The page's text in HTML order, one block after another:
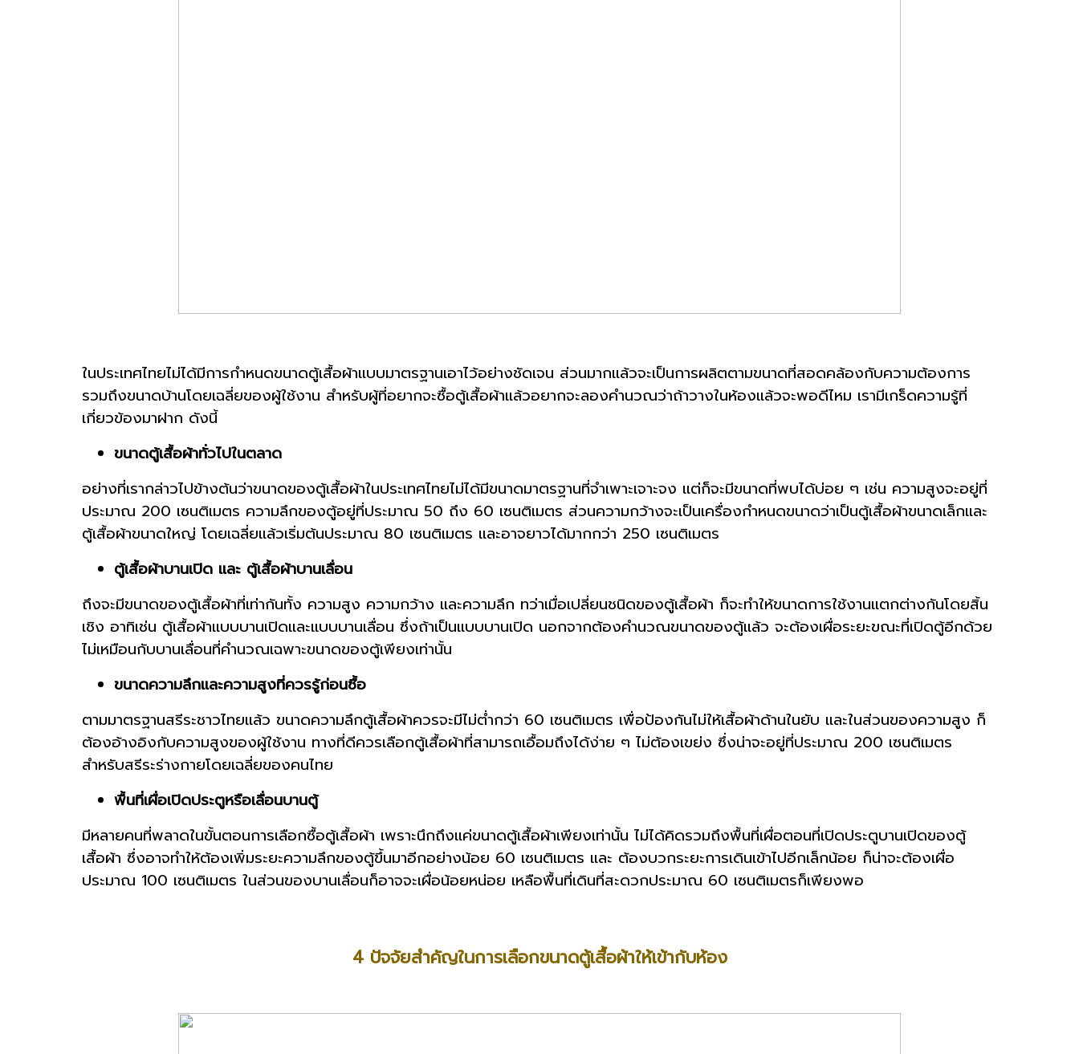
ในประเทศไทยไม่ได้มีการกำหนดขนาดตู้เสื้อผ้าแบบมาตรฐานเอาไว้อย่างชัดเจน ส่วนมากแล้วจะเป็นการผลิตตามขนาดที่สอดคล้องกับความต้องการ
รวมถึงขนาดบ้านโดยเฉลี่ยของผู้ใช้งาน สำหรับผู้ที่อยากจะซื้อตู้เสื้อผ้าแล้วอยากจะลองคำนวณว่าถ้าวางในห้องแล้วจะพอดีไหม เรามีเกร็ดความรู้ที่
เกี่ยวข้องมาฝาก ดังนี้
ขนาดตู้เสื้อผ้าทั่วไปในตลาด
อย่างที่เรากล่าวไปข้างต้นว่าขนาดของตู้เสื้อผ้าในประเทศไทยไม่ได้มีขนาดมาตรฐานที่จำเพาะเจาะจง แต่ก็จะมีขนาดที่พบได้บ่อย ๆ เช่น ความสูงจะอยู่ที่
ประมาณ 200 เซนติเมตร ความลึกของตู้อยู่ที่ประมาณ 50 ถึง 60 เซนติเมตร ส่วนความกว้างจะเป็นเครื่องกำหนดขนาดว่าเป็นตู้เสื้อผ้าขนาดเล็กและ
ตู้เสื้อผ้าขนาดใหญ่ โดยเฉลี่ยแล้วเริ่มต้นประมาณ 80 เซนติเมตร และอาจยาวได้มากกว่า 250 เซนติเมตร
ตู้เสื้อผ้าบานเปิด และ ตู้เสื้อผ้าบานเลื่อน
ถึงจะมีขนาดของตู้เสื้อผ้าที่เท่ากันทั้ง ความสูง ความกว้าง และความลึก ทว่าเมื่อเปลี่ยนชนิดของตู้เสื้อผ้า ก็จะทำให้ขนาดการใช้งานแตกต่างกันโดยสิ้น
เชิง อาทิเช่น ตู้เสื้อผ้าแบบบานเปิดและแบบบานเลื่อน ซึ่งถ้าเป็นแบบบานเปิด นอกจากต้องคำนวณขนาดของตู้แล้ว จะต้องเผื่อระยะขณะที่เปิดตู้อีกด้วย
ไม่เหมือนกับบานเลื่อนที่คำนวณเฉพาะขนาดของตู้เพียงเท่านั้น
ขนาดความลึกและความสูงที่ควรรู้ก่อนซื้อ
ตามมาตรฐานสรีระชาวไทยแล้ว ขนาดความลึกตู้เสื้อผ้าควรจะมีไม่ต่ำกว่า 60 เซนติเมตร เพื่อป้องกันไม่ให้เสื้อผ้าด้านในยับ และในส่วนของความสูง ก็
ต้องอ้างอิงกับความสูงของผู้ใช้งาน ทางที่ดีควรเลือกตู้เสื้อผ้าที่สามารถเอื้อมถึงได้ง่าย ๆ ไม่ต้องเขย่ง ซึ่งน่าจะอยู่ที่ประมาณ 200 เซนติเมตร
สำหรับสรีระร่างกายโดยเฉลี่ยของคนไทย
พื้นที่เผื่อเปิดประตูหรือเลื่อนบานตู้
มีหลายคนที่พลาดในขั้นตอนการเลือกซื้อตู้เสื้อผ้า เพราะนึกถึงแค่ขนาดตู้เสื้อผ้าเพียงเท่านั้น ไม่ได้คิดรวมถึงพื้นที่เผื่อตอนที่เปิดประตูบานเปิดของตู้
เสื้อผ้า ซึ่งอาจทำให้ต้องเพิ่มระยะความลึกของตู้ขึ้นมาอีกอย่างน้อย 60 เซนติเมตร และ ต้องบวกระยะการเดินเข้าไปอีกเล็กน้อย ก็น่าจะต้องเผื่อ
ประมาณ 100 เซนติเมตร ในส่วนของบานเลื่อนก็อาจจะเผื่อน้อยหน่อย เหลือพื้นที่เดินที่สะดวกประมาณ 60 เซนติเมตรก็เพียงพอ
4 ปัจจัยสำคัญในการเลือกขนาดตู้เสื้อผ้าให้เข้ากับห้อง